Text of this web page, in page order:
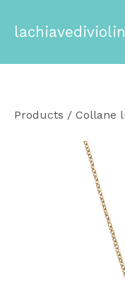
Products / Collane